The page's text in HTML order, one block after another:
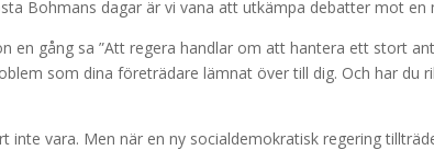
Bohmans dagar är vi vana att utkämpa debatter mot en
en gång sa ”Att regera handlar om att hantera ett stort
som dina företrädare lämnat över till dig. Och har du
inte vara. Men när en ny socialdemokratisk regering